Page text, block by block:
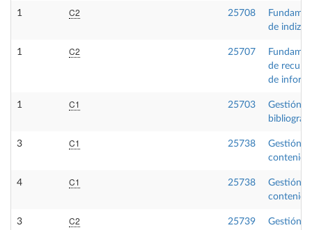
1 C2 25708
de
1 C2 25707
de
de
1 C1 25703
Gestión
3 C1 25738
Gestión
4 C1 25738
Gestión
3 C2 25739
Gestión